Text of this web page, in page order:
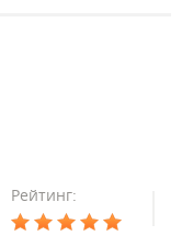
Рейтинг: